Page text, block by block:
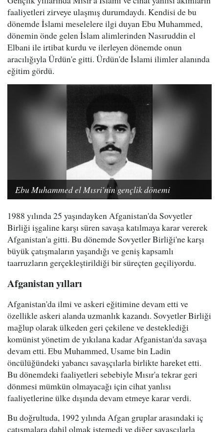
faaliyetleri zirveye ulaşmış durumdaydı. Kendisi de bu
dönemde İslami meselelere ilgi duyan Ebu Muhammed,
dönemin önde gelen İslam alimlerinden Nasıruddin el
Elbani ile irtibat kurdu ve ilerleyen dönemde onun
aracılığıyla Ürdün'e gitti. Ürdün'de İslami ilimler alanında
eğitim gördü.
Ebu Muhammed el Mısri'nin gençlik dönemi
1988 yılında 25 yaşındayken Afganistan'da Sovyetler
Birliği işgaline karşı süren savaşa katılmaya karar vererek
Afganistan'a gitti. Bu dönemde Sovyetler Birliği'ne karşı
büyük çatışmaların yaşandığı ve geniş kapsamlı
taarruzların gerçekleştirildiği bir süreçten geçiliyordu.
Afganistan yılları
Afganistan'da ilmi ve askeri eğitimine devam etti ve
özellikle askeri alanda uzmanlık kazandı. Sovyetler Birliği
mağlup olarak ülkeden geri çekilene ve desteklediği
komünist yönetim de yıkılana kadar Afganistan'da savaşa
devam etti. Ebu Muhammed, Usame bin Ladin
öncülüğündeki yabancı savaşçılarla birlikte hareket etti.
Bu dönemdeki faaliyetleri sebebiyle Mısır'a tekrar geri
dönmesi mümkün olmayacağı için cihat yanlısı
faaliyetlerine ülke dışında devam etmeye karar verdi.
Bu doğrultuda, 1992 yılında Afgan gruplar arasındaki iç
çatışmalara dahil olmak istemedi ve diğer savaşçılarla